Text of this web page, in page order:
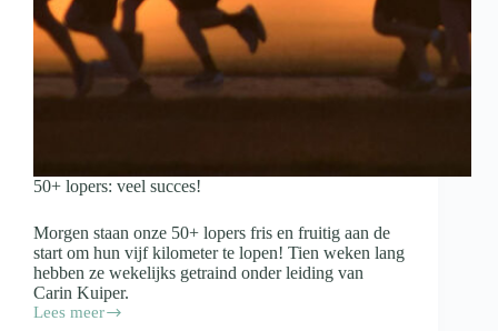
50+ lopers: veel succes!
Morgen staan onze 50+ lopers fris en fruitig aan de
start om hun vijf kilometer te lopen! Tien weken lang
hebben ze wekelijks getraind onder leiding van
Carin Kuiper.
Lees meer
50+